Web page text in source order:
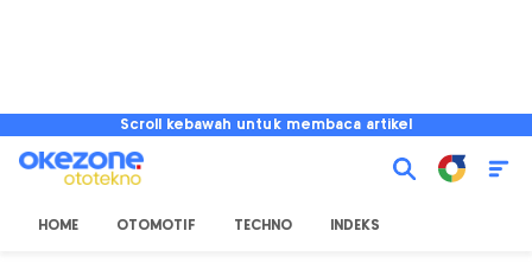
Scroll kebawah untuk membaca artikel
HOME OTOMOTIF TECHNO INDEKS